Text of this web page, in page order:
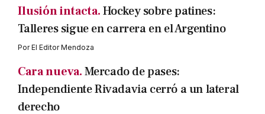
Ilusión intacta.Hockey sobre patines:
Talleres sigue en carrera en el Argentino
PorEl Editor Mendoza
Cara nueva.Mercado de pases:
Independiente Rivadavia cerró a un lateral
derecho